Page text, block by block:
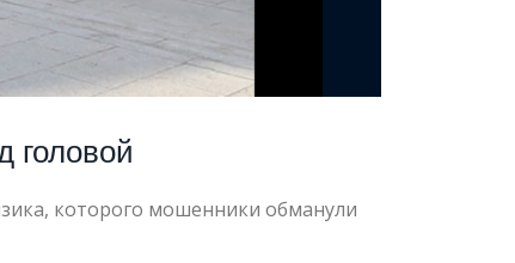
головой
которого мошенники обманули